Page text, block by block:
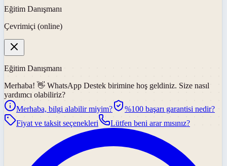
Eğitim Danışmanı
Çevrimiçi (online)
Eğitim Danışmanı
Merhaba! 👋 WhatsApp Destek birimine hoş geldiniz. Size nasıl
yardımcı olabiliriz?
Merhaba, bilgi alabilir miyim?
%100 başarı garantisi nedir?
Fiyat ve taksit seçenekleri
Lütfen beni arar mısınız?